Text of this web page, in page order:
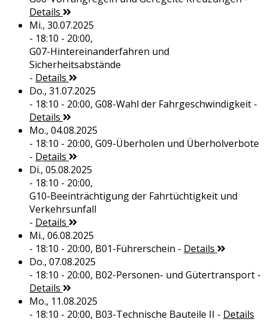
Details
Mi., 30.07.2025
- 18:10 - 20:00,
G07-Hintereinanderfahren und
Sicherheitsabstände
- Details
Do., 31.07.2025
- 18:10 - 20:00, G08-Wahl der Fahrgeschwindigkeit-
Details
Mo., 04.08.2025
- 18:10 - 20:00, G09-Überholen und Überholverbote
- Details
Di., 05.08.2025
- 18:10 - 20:00,
G10-Beeinträchtigung der Fahrtüchtigkeit und
Verkehrsunfall
- Details
Mi., 06.08.2025
- 18:10 - 20:00, B01-Führerschein - Details
Do., 07.08.2025
- 18:10 - 20:00, B02-Personen- und Gütertransport-
Details
Mo., 11.08.2025
- 18:10 - 20:00, B03-Technische Bauteile II - Details